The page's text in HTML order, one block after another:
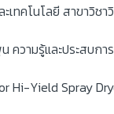
คโนโลยี สาขาวิชา
ความรู้และประสบก
Hi-Yield Spray